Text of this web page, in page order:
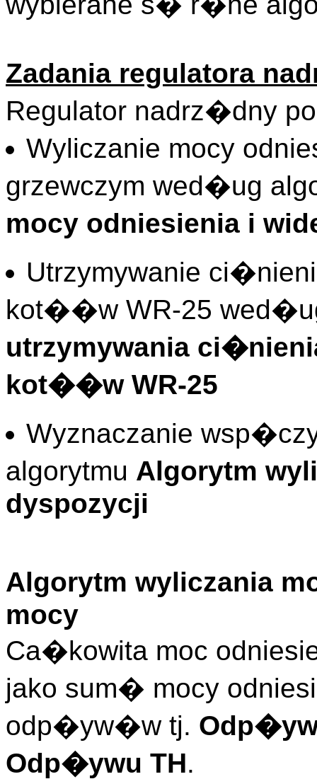
Zadania regulatora
Regulator nadrz�dny
Wyliczanie mocy
grzewczym wed�ug
mocy odniesienia i
Utrzymywanie
kot��w WR-25
utrzymywania
kot��w WR-25
Wyznaczanie
algorytmu Algorytm
dyspozycji
Algorytm wyliczania
mocy
Ca�kowita moc
jako sum� mocy
odp�yw�w tj.
Odp�ywu TH.